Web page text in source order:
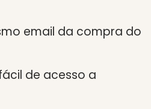
email da compra do
de acesso a